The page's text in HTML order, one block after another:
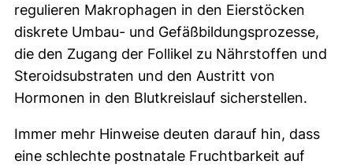
regulieren Makrophagen in den Eierstöcken
diskrete Umbau- und Gefäßbildungsprozesse,
die den Zugang der Follikel zu Nährstoffen und
Steroidsubstraten und den Austritt von
Hormonen in den Blutkreislauf sicherstellen.
Immer mehr Hinweise deuten darauf hin, dass
eine schlechte postnatale Fruchtbarkeit auf